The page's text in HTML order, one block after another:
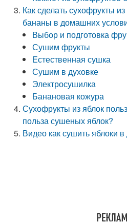
Как сделать сухофрукты
бананы в домашних
Выбор и подготовка
Сушим фрукты
Естественная сушка
Сушим в духовке
Электросушилка
Банановая кожура
Сухофрукты из яблок
польза сушеных яблок?
Видео как сушить яблоки